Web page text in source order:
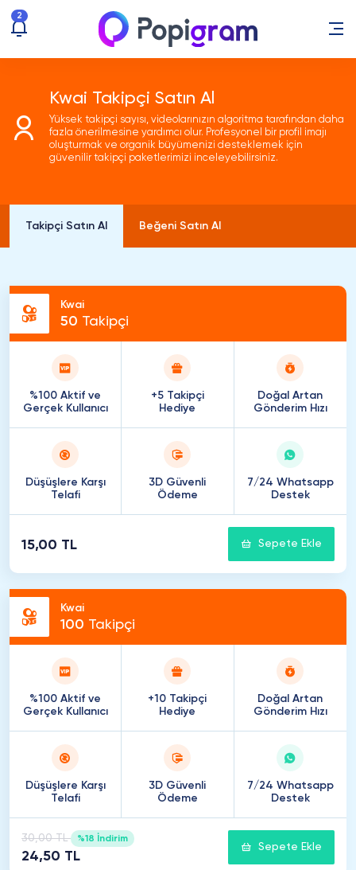
2
Kwai Takipçi Satın Al
Yüksek takipçi sayısı, videolarınızın algoritma tarafından daha
fazla önerilmesine yardımcı olur. Profesyonel bir profil imajı
oluşturmak ve organik büyümenizi desteklemek için
güvenilir takipçi paketlerimizi inceleyebilirsiniz.
Takipçi Satın Al Beğeni Satın Al
Kwai
50 Takipçi
%100 Aktif ve
Gerçek Kullanıcı
+5 Takipçi
Hediye
Doğal Artan
Gönderim Hızı
Düşüşlere Karşı
Telafi
3D Güvenli
Ödeme
7/24 Whatsapp
Destek
15,00 TL Sepete Ekle
Kwai
100 Takipçi
%100 Aktif ve
Gerçek Kullanıcı
+10 Takipçi
Hediye
Doğal Artan
Gönderim Hızı
Düşüşlere Karşı
Telafi
3D Güvenli
Ödeme
7/24 Whatsapp
Destek
30,00 TL %18 İndirim
24,50 TL
Sepete Ekle